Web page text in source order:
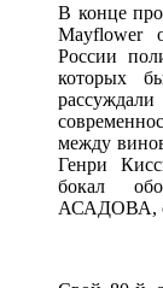
В конце
Mayflower
России
которых
между
Генри
бокал
АСАДОВА,